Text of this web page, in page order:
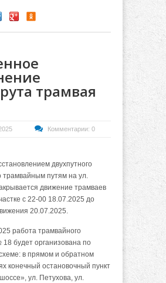
трамвая
Комментарии: 0
двухпутного
трамвайным путям на ул.
движение трамваев
с 22-00 18.07.2025 до
20.07.2025.
работа трамвайного
будет организована по
в прямом и обратном
конечный остановочный пункт
ул. Петухова, ул.